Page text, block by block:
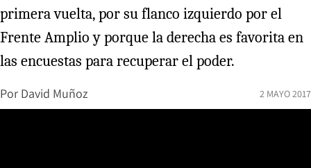
primera vuelta, por su flanco izquierdo por el
Frente Amplio y porque la derecha es favorita en
las encuestas para recuperar el poder.
Por David Muñoz 2 MAYO 2017